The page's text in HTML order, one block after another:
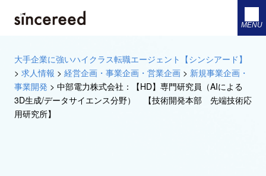
MENU
大手企業に強いハイクラス転職エージェント【シンシアード】
> 求人情報 > 経営企画・事業企画・営業企画 > 新規事業企画・
事業開発 > 中部電力株式会社：【HD】専門研究員（AIによる
3D生成/データサイエンス分野） 【技術開発本部 先端技術応
用研究所】